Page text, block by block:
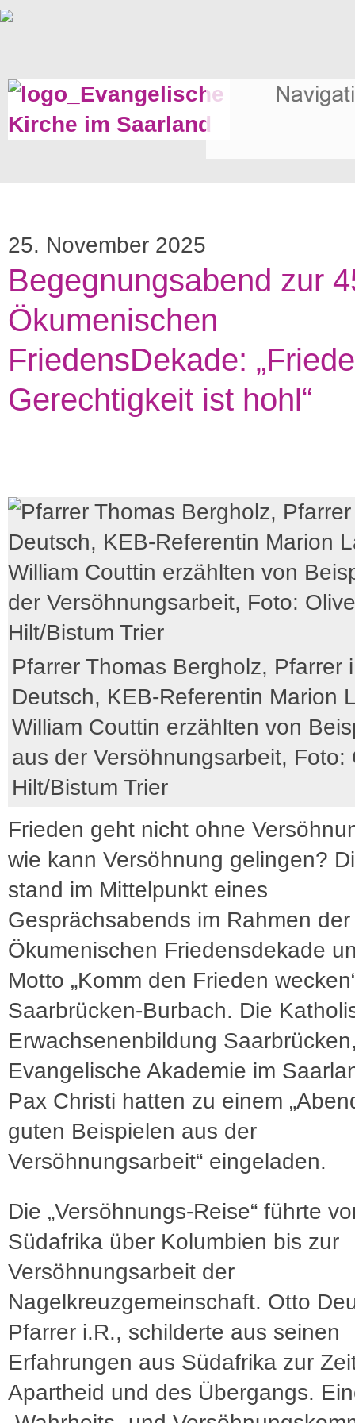
25. November 2025
Begegnungsabend zur
Ökumenischen
FriedensDekade:
Gerechtigkeit ist hohl“
Pfarrer Thomas Bergholz, Pfarrer
Deutsch, KEB-Referentin Marion
William Couttin erzählten von
aus der Versöhnungsarbeit, Foto:
Hilt/Bistum Trier
Frieden geht nicht ohne
wie kann Versöhnung gelingen?
stand im Mittelpunkt eines
Gesprächsabends im Rahmen der
Ökumenischen Friedensdekade
Motto „Komm den Frieden
Saarbrücken-Burbach. Die
Erwachsenenbildung
Evangelische Akademie im
Pax Christi hatten zu einem
guten Beispielen aus der
Versöhnungsarbeit“ eingeladen.
Die „Versöhnungs-Reise“ führte
Südafrika über Kolumbien bis zur
Versöhnungsarbeit der
Nagelkreuzgemeinschaft. Otto
Pfarrer i.R., schilderte aus seinen
Erfahrungen aus Südafrika zur
Apartheid und des Übergangs.